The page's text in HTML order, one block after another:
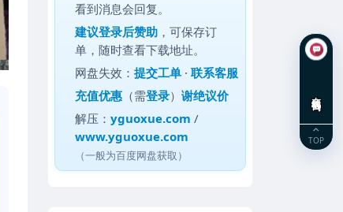
看到消息会回复。
建议登录后赞助 ，可保存订
单，随时查看下载地址。
网盘失效：提交工单 ·联系客服
充值优惠 （需登录）谢绝议价
解压：yguoxue.com /
www.yguoxue.com
（一般为百度网盘获取）
TOP